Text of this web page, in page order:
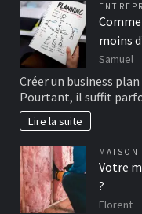
moins
Samuel
Créer un business
Pourtant, il suffit
Lire la suite
MAISON
Votre
?
Florent